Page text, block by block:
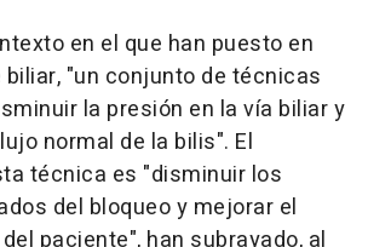
en el que han puesto en
"un conjunto de técnicas
la presión en la vía biliar y
normal de la bilis". El
técnica es "disminuir los
del bloqueo y mejorar el